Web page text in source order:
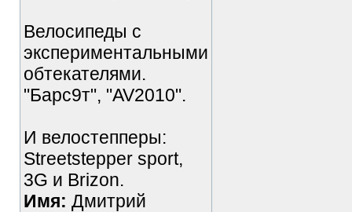
Велосипеды с
экспериментальными
обтекателями.
"Барс9т", "AV2010".
И велостепперы:
Streetstepper sport,
3G и Brizon.
Имя: Дмитрий